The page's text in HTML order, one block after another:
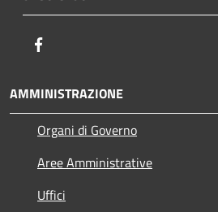
AMMINISTRAZIONE
Organi di Governo
Aree Amministrative
Uffici